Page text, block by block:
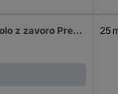
Blickle 223495 LKRA-VPA 125G-FI vrtljivo kolo z zavoro Premer kolesa: 125 mm Nosilnost (maks.): 100 kg 1 kos 25